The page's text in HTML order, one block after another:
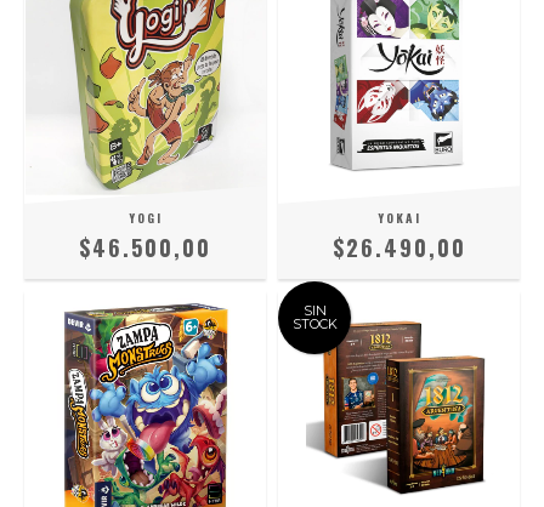
YOGI
$46.500,00
YOKAI
$26.490,00
SIN
STOCK